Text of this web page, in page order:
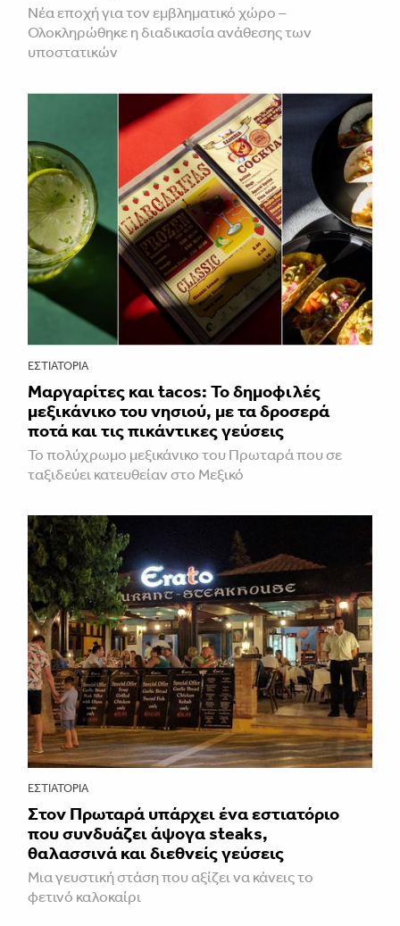
Νέα εποχή για τον εμβληματικό χώρο –
Ολοκληρώθηκε η διαδικασία ανάθεσης των
υποστατικών
ΕΣΤΙΑΤΌΡΙΑ
Μαργαρίτες και tacos: Το δημοφιλές
μεξικάνικο του νησιού, με τα δροσερά
ποτά και τις πικάντικες γεύσεις
Το πολύχρωμο μεξικάνικο του Πρωταρά που σε
ταξιδεύει κατευθείαν στο Μεξικό
ΕΣΤΙΑΤΌΡΙΑ
Στον Πρωταρά υπάρχει ένα εστιατόριο
που συνδυάζει άψογα steaks,
θαλασσινά και διεθνείς γεύσεις
Μια γευστική στάση που αξίζει να κάνεις το
φετινό καλοκαίρι